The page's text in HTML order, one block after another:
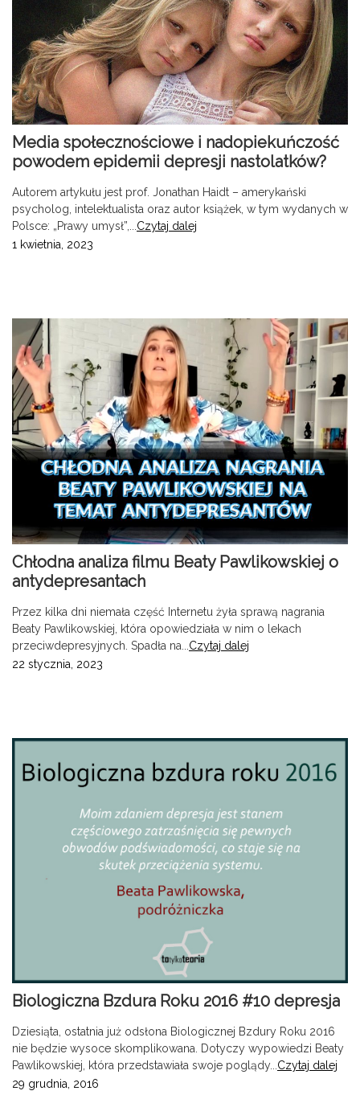
Media społecznościowe i nadopiekuńczość
powodem epidemii depresji nastolatków?
Autorem artykułu jest prof. Jonathan Haidt – amerykański
psycholog, intelektualista oraz autor książek, w tym wydanych w
Polsce: „Prawy umysł”,... Czytaj dalej
1 kwietnia, 2023
Chłodna analiza filmu Beaty Pawlikowskiej o
antydepresantach
Przez kilka dni niemała część Internetu żyła sprawą nagrania
Beaty Pawlikowskiej, która opowiedziała w nim o lekach
przeciwdepresyjnych. Spadła na... Czytaj dalej
22 stycznia, 2023
Biologiczna Bzdura Roku 2016 #10 depresja
Dziesiąta, ostatnia już odsłona Biologicznej Bzdury Roku 2016
nie będzie wysoce skomplikowana. Dotyczy wypowiedzi Beaty
Pawlikowskiej, która przedstawiała swoje poglądy...Czytaj dalej
29 grudnia, 2016